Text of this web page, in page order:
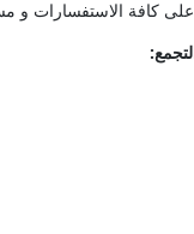
على كافة الاستفسارات
: